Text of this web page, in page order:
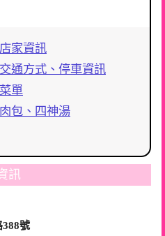
家資訊
通方式、停車資訊
單
包、四神湯
訊
號